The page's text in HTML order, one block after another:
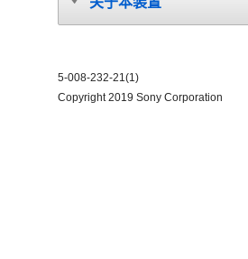
5-008-232-21(1)
Copyright 2019 Sony Corporation